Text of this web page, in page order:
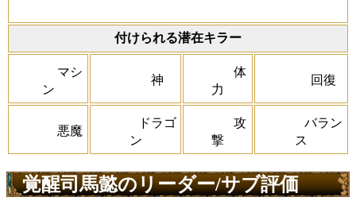
付けられる潜在キラー
マシ
ン
神
体
力
回復
悪魔
ドラゴ
ン
攻
撃
バラン
ス
覚醒司馬懿のリーダー/サブ評価